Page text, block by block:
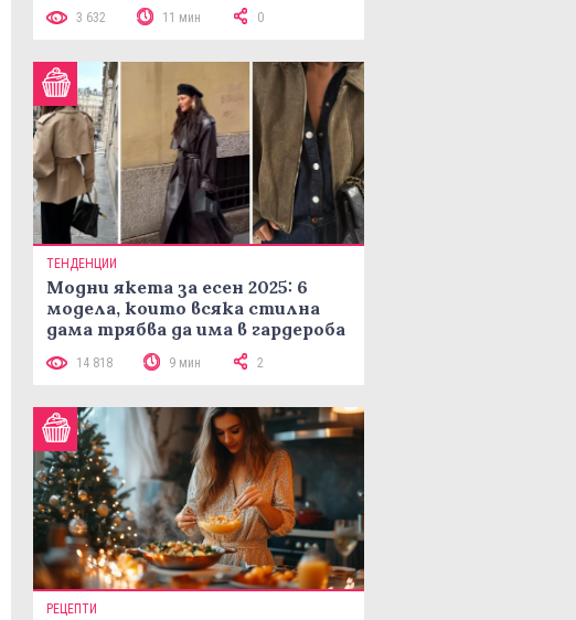
3 632 11 мин 0
ТЕНДЕНЦИИ
Модни якета за есен 2025: 6
модела, които всяка стилна
дама трябва да има в гардероба
14 818 9 мин 2
РЕЦЕПТИ